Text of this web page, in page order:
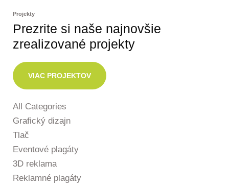
Projekty
Prezrite si naše najnovšie
zrealizované projekty
VIAC PROJEKTOV
All Categories
Grafický dizajn
Tlač
Eventové plagáty
3D reklama
Reklamné plagáty